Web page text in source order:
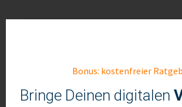
Abonniere unsere Infobriefe
rund um Vertrieb,
Bonus: kostenfreier
Bringe Deinen digitalen